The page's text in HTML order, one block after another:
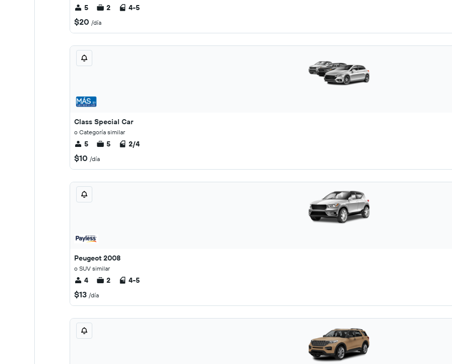
5 2 4-5
$20 /día
Class Special Car
o Categoría similar
5 5 2/4
$10 /día
Peugeot 2008
o SUV similar
4 2 4-5
$13 /día